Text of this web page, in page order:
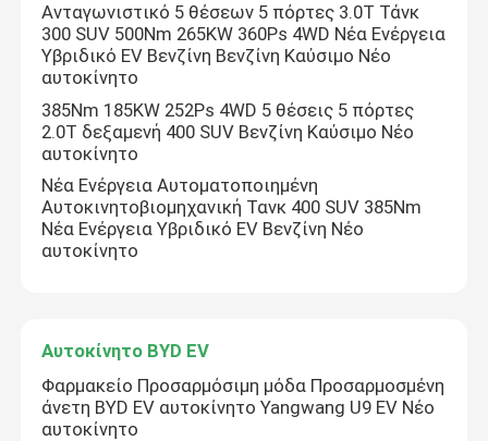
Ανταγωνιστικό 5 θέσεων 5 πόρτες 3.0T Τάνκ
300 SUV 500Nm 265KW 360Ps 4WD Νέα Ενέργεια
Υβριδικό EV Βενζίνη Βενζίνη Καύσιμο Νέο
αυτοκίνητο
385Nm 185KW 252Ps 4WD 5 θέσεις 5 πόρτες
2.0T δεξαμενή 400 SUV Βενζίνη Καύσιμο Νέο
αυτοκίνητο
Νέα Ενέργεια Αυτοματοποιημένη
Αυτοκινητοβιομηχανική Τανκ 400 SUV 385Nm
Νέα Ενέργεια Υβριδικό EV Βενζίνη Νέο
αυτοκίνητο
Αυτοκίνητο BYD EV
Φαρμακείο Προσαρμόσιμη μόδα Προσαρμοσμένη
άνετη BYD EV αυτοκίνητο Yangwang U9 EV Νέο
αυτοκίνητο